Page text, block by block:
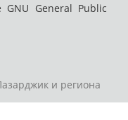
General Public
и региона